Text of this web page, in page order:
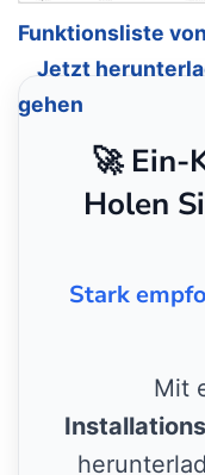
Funktionsliste
Jetzt
gehen
🚀 Ein-
Holen
Stark
Mit